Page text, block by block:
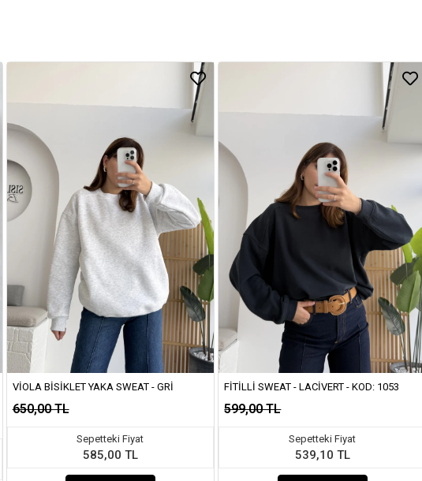
VIOLA BISIKLET YAKA SWEAT - GRI
650,00 TL
Sepetteki Fiyat
585,00 TL
FITILLI SWEAT - LACIVERT - KOD: 1053
599,00 TL
Sepetteki Fiyat
539,10 TL